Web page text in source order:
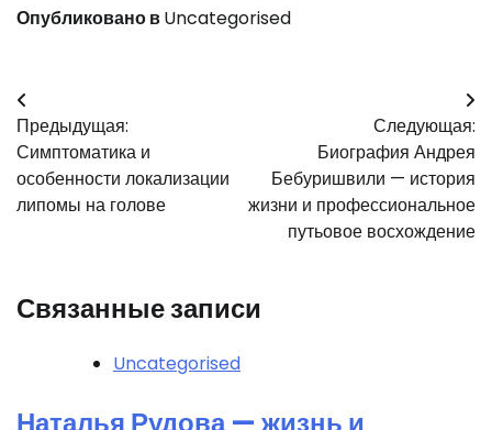
Опубликовано вUncategorised
Навигация
по
записям
Предыдущая:
Симптоматика и
особенности локализации
липомы на голове
Следующая:
Биография Андрея
Бебуришвили — история
жизни и профессиональное
путьовое восхождение
Связанные записи
Uncategorised